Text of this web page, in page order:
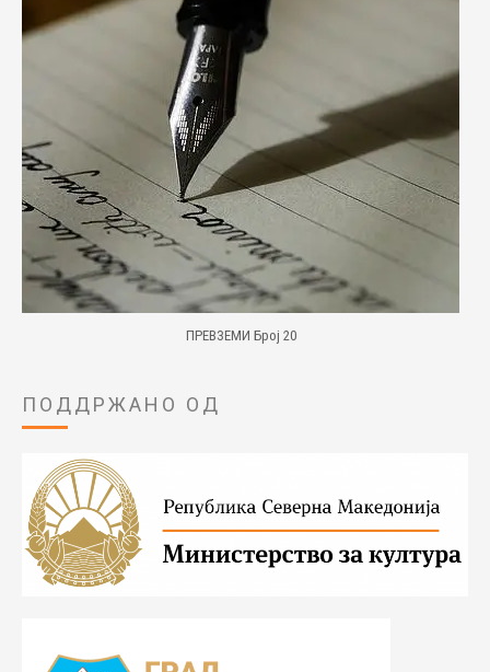
ПРЕВЗЕМИ Број 20
ПОДДРЖАНО ОД